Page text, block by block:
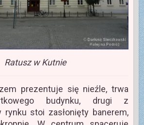
Ratusz w Kutnie
prezentuje się nieźle, trwa
budynku, drugi z
rynku stoi zasłonięty banerem,